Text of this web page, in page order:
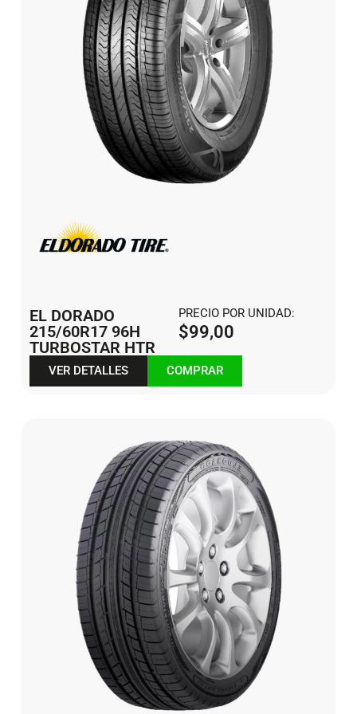
EL DORADO
215/60R17 96H
TURBOSTAR HTR
PRECIO POR UNIDAD:
$99,00
VER DETALLES COMPRAR